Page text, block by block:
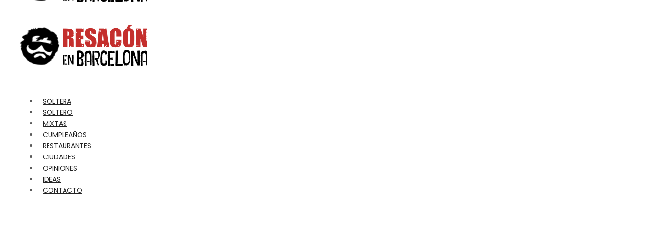
SOLTERA
SOLTERO
MIXTAS
CUMPLEAÑOS
RESTAURANTES
CIUDADES
OPINIONES
IDEAS
CONTACTO